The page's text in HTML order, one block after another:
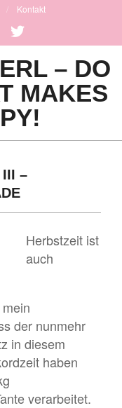
Kontakt
III –
Herbstzeit ist
auch
der nunmehr
in diesem
haben
verarbeitet.